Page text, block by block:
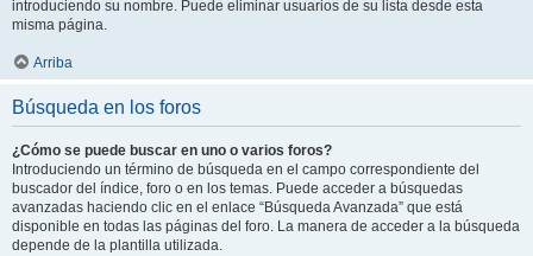
introduciendo su nombre. Puede eliminar usuarios de su lista desde esta
misma página.
Arriba
Búsqueda en los foros
¿Cómo se puede buscar en uno o varios foros?
Introduciendo un término de búsqueda en el campo correspondiente del
buscador del índice, foro o en los temas. Puede acceder a búsquedas
avanzadas haciendo clic en el enlace “Búsqueda Avanzada” que está
disponible en todas las páginas del foro. La manera de acceder a la búsqueda
depende de la plantilla utilizada.